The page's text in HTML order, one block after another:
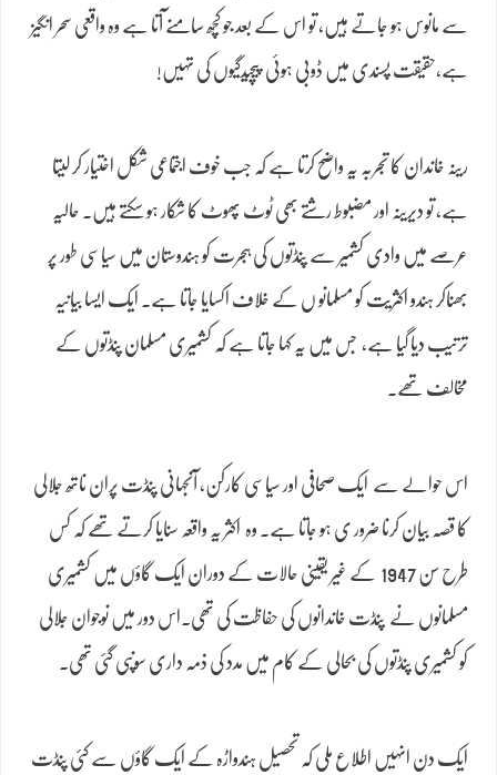
سے مانوس ہو جاتے ہیں، تو اس کے بعد جو کچھ سامنے آتا ہے وہ واقعی سحر انگیز
ہے،حقیقت پسندی میں ڈوبی ہوئی پیچیدگیوں کی تہیں!
رینہ خاندان کا تجربہ یہ واضح کرتا ہے کہ جب خوف اجتماعی شکل اختیار کر لیتا
ہے، تو دیرینہ اور مضبوط رشتے بھی ٹوٹ پھوٹ کا شکار ہو سکتے ہیں۔ حالیہ
عرصے میں وادی کشمیر سے پنڈتوں کی ہجرت کو ہندوستان میں سیاسی طور پر
بھناکر ہندو اکثریت کو مسلمانو ں کے خلاف اکسایا جاتا ہے۔ ایک ایسا بیانیہ
ترتیب دیا گیا ہے، جس میں یہ کہا جاتا ہے کہ کشمیری مسلمان پنڈتوں کے
مخالف تھے۔
اس حوالے سے ایک صحافی اور سیاسی کارکن، آنجہانی پنڈت پران ناتھ جلالی
کا قصہ بیان کرنا ضرور ی ہو جاتا ہے۔ وہ اکثر یہ واقعہ سنایا کرتے تھے کہ کس
طرح سن 1947 کے غیر یقینی حالات کے دوران ایک گاؤں میں کشمیری
مسلمانوں نے پنڈت خاندانوں کی حفاظت کی تھی۔اس دور میں نوجوان جلالی
کو کشمیری پنڈتوں کی بحالی کے کام میں مدد کی ذمہ داری سونپی گئی تھی۔
ایک دن انہیں اطلاع ملی کہ تحصیل ہندواڑہ کے ایک گاؤں سے کئی پنڈت